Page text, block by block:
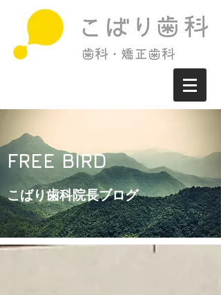
FREE BIRD
こばり歯科院長ブログ​